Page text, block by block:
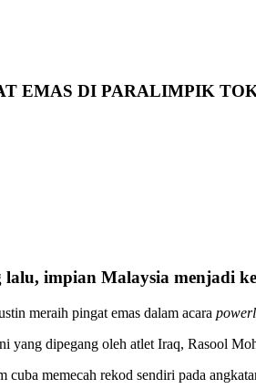
EMAS DI PARALIMPIK
impian Malaysia menjadi
meraih pingat emas dalam acara
yang dipegang oleh atlet Iraq, Rasool
memecah rekod sendiri pada